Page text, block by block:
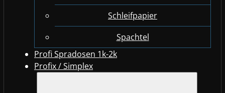
Schleifpapier
Spachtel
Profi Spradosen 1k-2k
Profix / Simplex